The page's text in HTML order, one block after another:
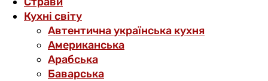
Кухні світу
Автентична українська кухня
Американська
Арабська
Баварська